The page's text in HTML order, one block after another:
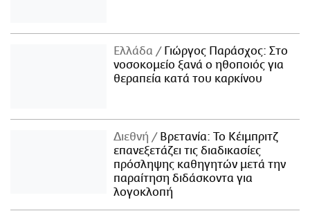
Ελλάδα
Γιώργος Παράσχος: Στο
νοσοκομείο ξανά ο ηθοποιός για
θεραπεία κατά του καρκίνου
Διεθνή
Βρετανία: Το Κέιμπριτζ
επανεξετάζει τις διαδικασίες
πρόσληψης καθηγητών μετά την
παραίτηση διδάσκοντα για
λογοκλοπή